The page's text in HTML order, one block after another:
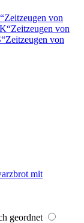
Zeitzeugen von
K Zeitzeugen von
Zeitzeugen von
mit
geordnet